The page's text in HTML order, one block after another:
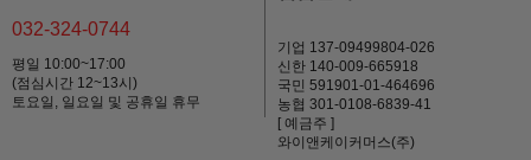
032-324-0744
평일 10:00~17:00
(점심시간 12~13시)
토요일, 일요일 및 공휴일 휴무
기업 137-09499804-026
신한 140-009-665918
국민 591901-01-464696
농협 301-0108-6839-41
[ 예금주 ]
와이앤케이커머스(주)